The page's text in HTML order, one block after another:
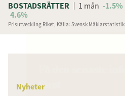
BOSTADSRÄTTER
1 mån -1.5%
4.6%
Prisutveckling Riket, Källa: Svensk Mäklarstatistik
ANNONS
Nyheterförst